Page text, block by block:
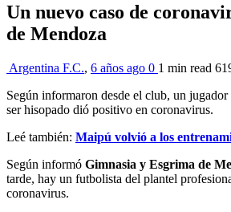
Un nuevo caso de
de Mendoza
Argentina F.C., 6 años ago 0 1 min read
Según informaron desde el club, un jugador
ser hisopado dió positivo en coronavirus.
Leé también: Maipú volvió a los
Según informó Gimnasia y Esgrima de
tarde, hay un futbolista del plantel
coronavirus.